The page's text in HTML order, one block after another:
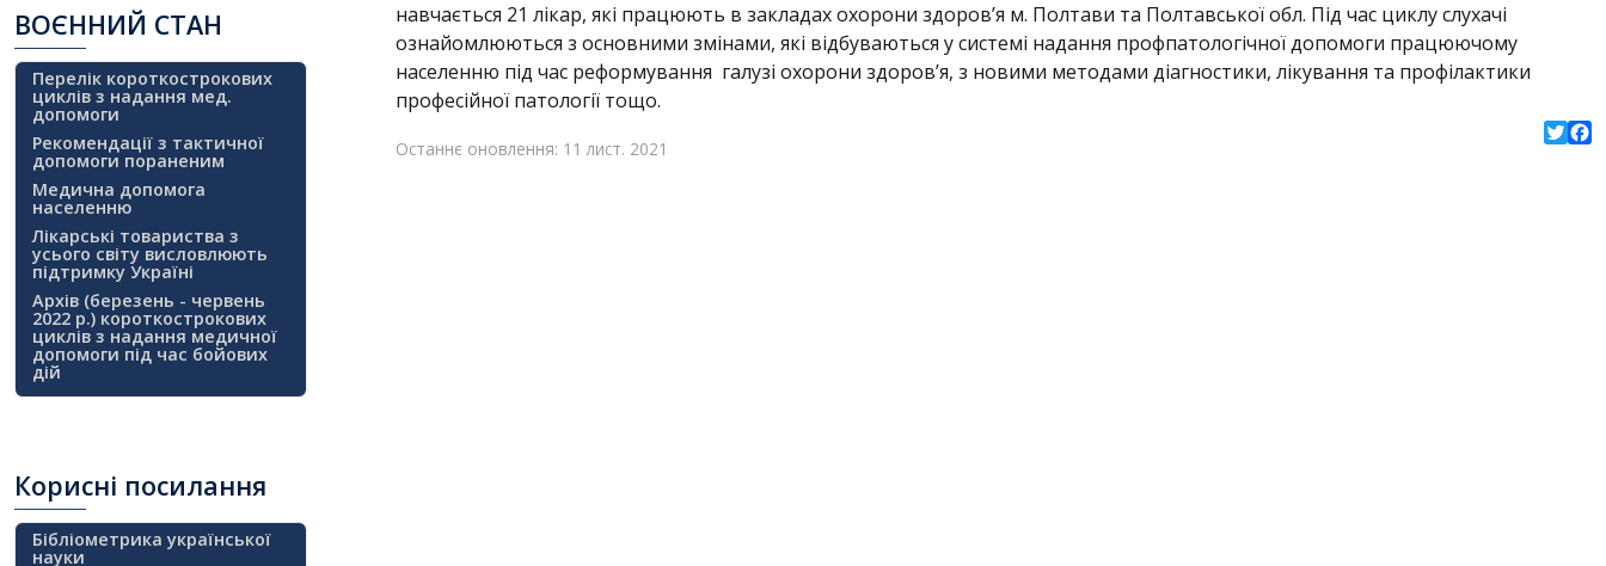
навчається 21 лікар, які працюють в закладах охорони здоров’я м. Полтави та Полтавської обл. Під час циклу слухачі
ознайомлюються з основними змінами, які відбуваються у системі надання профпатологічної допомоги працюючому
населенню під час реформування галузі охорони здоров’я, з новими методами діагностики, лікування та профілактики
професійної патології тощо.
Останнє оновлення: 11 лист. 2021
ВОЄННИЙ СТАН
Перелік короткострокових
циклів з надання мед.
допомоги
Рекомендації з тактичної
допомоги пораненим
Медична допомога
населенню
Лікарські товариства з
усього світу висловлюють
підтримку Україні
Архів (березень - червень
2022 р.) короткострокових
циклів з надання медичної
допомоги під час бойових
дій
Корисні посилання
Бібліометрика української
науки